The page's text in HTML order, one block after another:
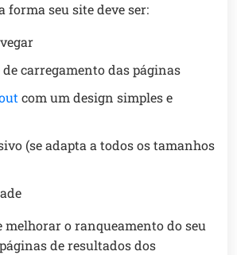
forma seu site deve ser:
carregamento das páginas
com um design simples e
(se adapta a todos os tamanhos
melhorar o ranqueamento do seu
de resultados dos